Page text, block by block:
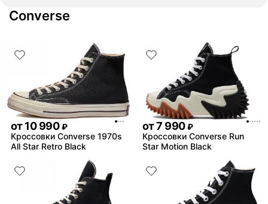
Converse
от10 990 ₽
Кроссовки Converse 1970s
All Star Retro Black
от7 990 ₽
Кроссовки Converse Run
Star Motion Black